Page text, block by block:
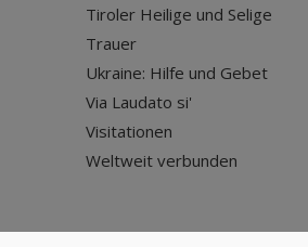
Tiroler Heilige und Selige
Trauer
Ukraine: Hilfe und Gebet
Via Laudato si'
Visitationen
Weltweit verbunden